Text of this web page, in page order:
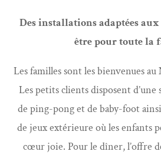
Des installations adaptées
être pour toute la
Les familles sont les bienvenues
Les petits clients disposent d’une
de ping-pong et de baby-foot
de jeux extérieure où les enfants
cœur joie. Pour le dîner, l’offre